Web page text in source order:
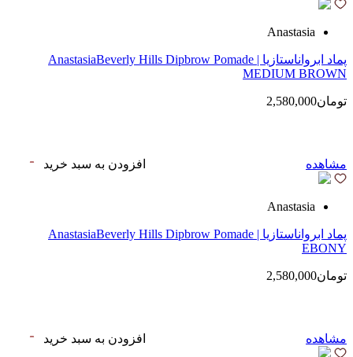
Anastasia
پماد ابرواناستازیا | AnastasiaBeverly Hills Dipbrow Pomade
MEDIUM BROWN
تومان2,580,000
مشاهده افزودن به سبد خرید
Anastasia
پماد ابرواناستازیا | AnastasiaBeverly Hills Dipbrow Pomade
EBONY
تومان2,580,000
مشاهده افزودن به سبد خرید